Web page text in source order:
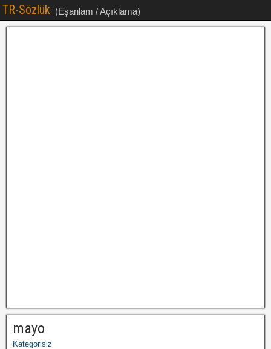
TR-Sözlük (Eşanlam / Açıklama)
mayo
Kategorisiz